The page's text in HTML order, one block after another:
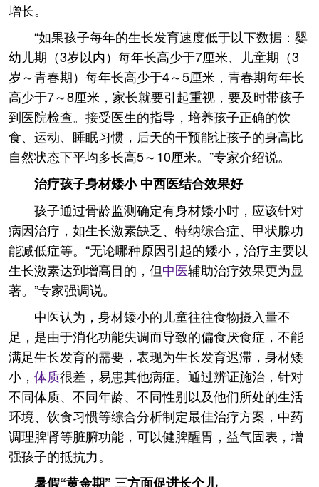
增长。
“如果孩子每年的生长发育速度低于以下数据：婴
幼儿期（3岁以内）每年长高少于7厘米、儿童期（3
岁～青春期）每年长高少于4～5厘米，青春期每年长
高少于7～8厘米，家长就要引起重视，要及时带孩子
到医院检查。接受医生的指导，培养孩子正确的饮
食、运动、睡眠习惯，后天的干预能让孩子的身高比
自然状态下平均多长高5～10厘米。”专家介绍说。
治疗孩子身材矮小 中西医结合效果好
孩子通过骨龄监测确定有身材矮小时，应该针对
病因治疗，如生长激素缺乏、特纳综合症、甲状腺功
能减低症等。“无论哪种原因引起的矮小，治疗主要以
生长激素达到增高目的，但中医辅助治疗效果更为显
著。”专家强调说。
中医认为，身材矮小的儿童往往食物摄入量不
足，是由于消化功能失调而导致的偏食厌食症，不能
满足生长发育的需要，表现为生长发育迟滞，身材矮
小， 体质很差，易患其他病症。通过辨证施治，针对
不同体质、不同年龄、不同性别以及他们所处的生活
环境、饮食习惯等综合分析制定最佳治疗方案，中药
调理脾肾等脏腑功能，可以健脾醒胃，益气固表，增
强孩子的抵抗力。
暑假“黄金期” 三方面促进长个儿